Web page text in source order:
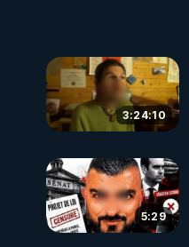
3:24:10
5:29